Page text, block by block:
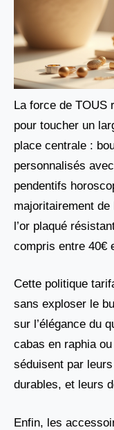
La force de TOUS
pour toucher un
place centrale :
personnalisés
pendentifs
majoritairement de
l’or plaqué
compris entre 40€
Cette politique
sans exploser le
sur l’élégance du
cabas en raphia
séduisent par
durables, et leurs
Enfin, les